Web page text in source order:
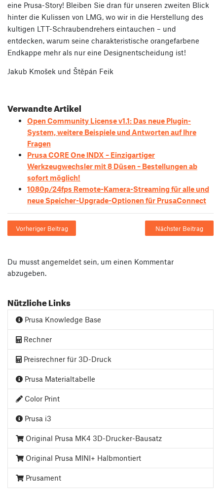
eine Prusa-Story! Bleiben Sie dran für unseren zweiten Blick
hinter die Kulissen von LMG, wo wir in die Herstellung des
kultigen LTT-Schraubendrehers eintauchen – und
entdecken, warum seine charakteristische orangefarbene
Endkappe mehr als nur eine Designentscheidung ist!
Jakub Kmošek und Štěpán Feik
Verwandte Artikel
Open Community License v1.1: Das neue Plugin-
System, weitere Beispiele und Antworten auf Ihre
Fragen
Prusa CORE One INDX – Einzigartiger
Werkzeugwechsler mit 8 Düsen – Bestellungen ab
sofort möglich!
1080p/24fps Remote-Kamera-Streaming für alle und
neue Speicher-Upgrade-Optionen für PrusaConnect
Vorheriger Beitrag Nächster Beitrag
Du musst angemeldet sein, um einen Kommentar
abzugeben.
Nützliche Links
Prusa Knowledge Base
Rechner
Preisrechner für 3D-Druck
Prusa Materialtabelle
Color Print
Prusa i3
Original Prusa MK4 3D-Drucker-Bausatz
Original Prusa MINI+ Halbmontiert
Prusament